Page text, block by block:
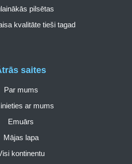
saites
Par mums
ar mums
Emuārs
Mājas lapa
kontinentu
pilsētas
kvalitāte tieši tagad